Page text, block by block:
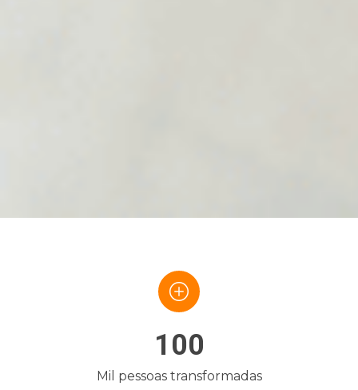
100
Mil pessoas transformadas